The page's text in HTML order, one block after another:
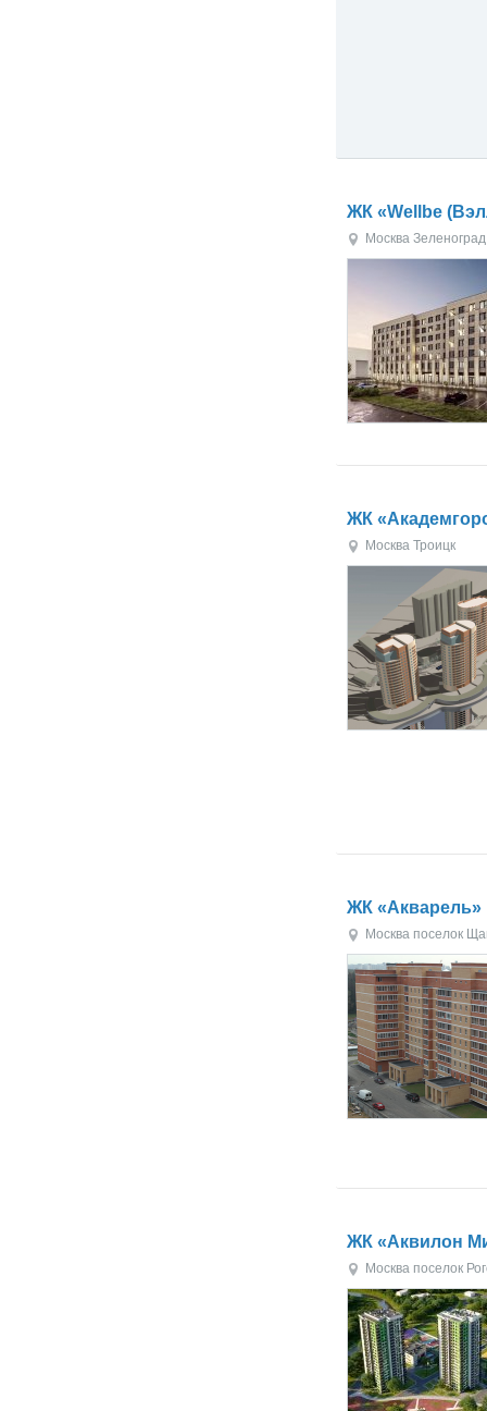
ЖК «Wellbe
Москва Зеленоград
ЖК
Москва Троицк
ЖК «Акварель»
Москва поселок
ЖК «Аквилон
Москва поселок